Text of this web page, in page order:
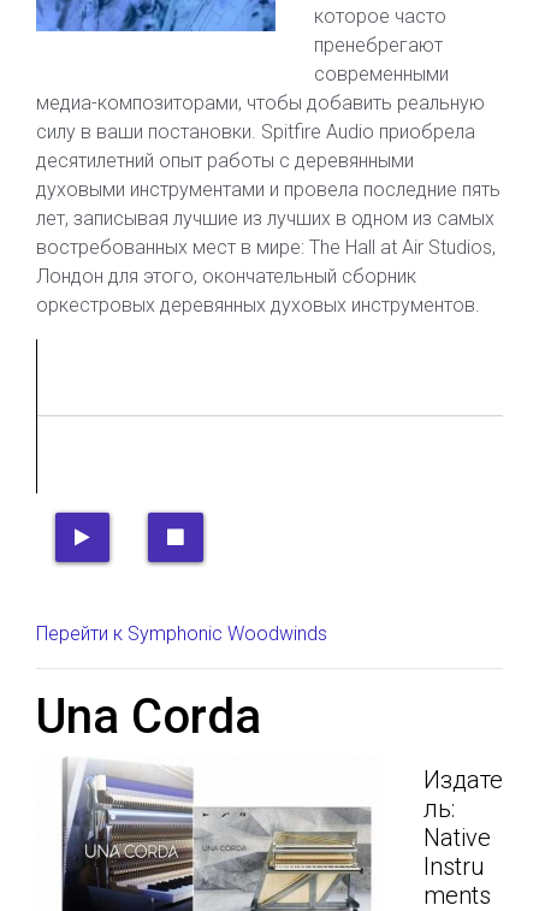
которое часто
пренебрегают
современными
медиа-композиторами, чтобы добавить реальную
силу в ваши постановки. Spitfire Audio приобрела
десятилетний опыт работы с деревянными
духовыми инструментами и провела последние пять
лет, записывая лучшие из лучших в одном из самых
востребованных мест в мире: The Hall at Air Studios,
Лондон для этого, окончательный сборник
оркестровых деревянных духовых инструментов.
Перейти к Symphonic Woodwinds
Una Corda
Издате
ль:
Native
Instru
ments